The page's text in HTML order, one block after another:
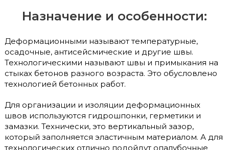
Назначение и особенности:
Деформационными называют температурные,
осадочные, антисейсмические и другие швы.
Технологическими называют швы и примыкания на
стыках бетонов разного возраста. Это обусловлено
технологией бетонных работ.
Для организации и изоляции деформационных
швов используются гидрошпонки, герметики и
замазки. Технически, это вертикальный зазор,
который заполняется эластичным материалом. А для
технологических отлично подойдут опалубочные